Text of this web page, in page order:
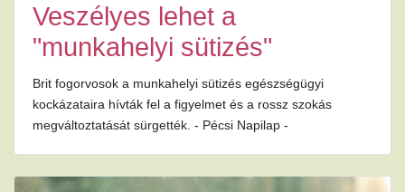
Veszélyes lehet a
"munkahelyi sütizés"
Brit fogorvosok a munkahelyi sütizés egészségügyi
kockázataira hívták fel a figyelmet és a rossz szokás
megváltoztatását sürgették. - Pécsi Napilap -